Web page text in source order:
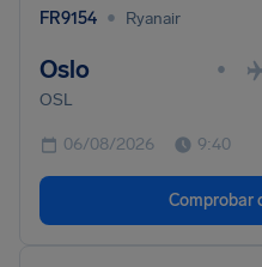
FR9154 • Ryanair
Oslo •
OSL
06/08/2026 9:40
Comprobar